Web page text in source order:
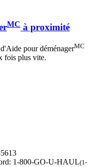
MC à proximité
pour déménagerMC
fois plus vite.
1-800-GO-U-HAUL(1-